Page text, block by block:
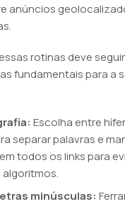
anúncios
rotinas deve
fundamentais para a
Escolha entre
separar palavras e
todos os links para
minúsculas: